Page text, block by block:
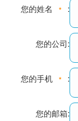
您的姓名 :
您的公司:
您的手机 :
您的邮箱: